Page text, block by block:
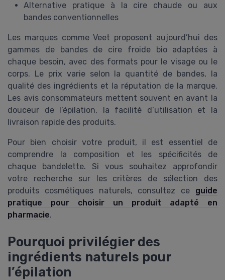
Alternative pratique à la cire chaude ou aux
bandes conventionnelles
Les marques comme Veet proposent aujourd’hui des
gammes de bandes de cire froide bio adaptées à
chaque besoin, avec des formats pour le visage ou le
corps. Le prix varie selon la quantité de bandes, la
qualité des ingrédients et la réputation de la marque.
Les avis consommateurs mettent souvent en avant la
douceur de l’épilation, la facilité d’utilisation et la
livraison rapide des produits.
Pour bien choisir votre produit, il est essentiel de
comprendre la composition et les spécificités de
chaque bandelette. Si vous souhaitez approfondir
votre recherche sur les critères de sélection des
produits cosmétiques naturels, consultez ce guide
pratique pour choisir un produit adapté en
pharmacie.
Pourquoi privilégier des
ingrédients naturels pour
l’épilation